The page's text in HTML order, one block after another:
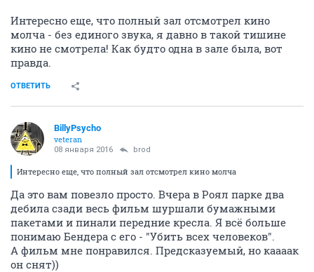
Интересно еще, что полный зал отсмотрел кино
молча - без единого звука, я давно в такой тишине
кино не смотрела! Как будто одна в зале была, вот
правда.
ОТВЕТИТЬ
BillyPsycho
veteran
08 января 2016 brod
Интересно еще, что полный зал отсмотрел кино молча
Да это вам повезло просто. Вчера в Роял парке два
дебила сзади весь фильм шуршали бумажными
пакетами и пинали передние кресла. Я всё больше
понимаю Бендера с его - "Убить всех человеков".
А фильм мне понравился. Предсказуемый, но каааак
он снят))